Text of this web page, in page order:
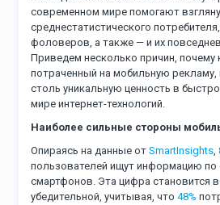
современном мире помогают
среднестатистического
фоловеров, а также — и их
Приведем несколько причин,
потраченный на мобильную
столь уникальную ценность в
мире интернет-технологий.
Наиболее сильные стороны
Опираясь на данные отSmartInsights,
пользователей ищут информацию по
смартфонов. Эта цифра становится
убедительной, учитывая, что48%